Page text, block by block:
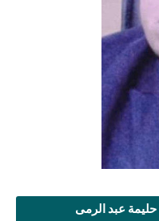
عبد الرمى